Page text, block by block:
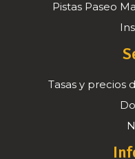
Pistas Paseo
Tasas y precios